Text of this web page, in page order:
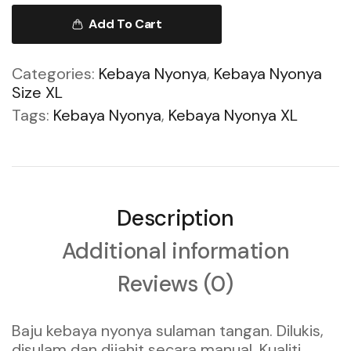
Add To Cart
Categories: Kebaya Nyonya, Kebaya Nyonya
Size XL
Tags: Kebaya Nyonya, Kebaya Nyonya XL
Description
Additional information
Reviews (0)
Baju kebaya nyonya sulaman tangan. Dilukis,